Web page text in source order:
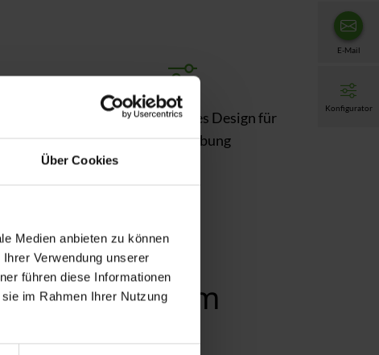
Über Cookies
Medien anbieten zu können
Verwendung unserer
führen diese Informationen
im Rahmen Ihrer Nutzung
Flexibles, elegantes Design für
jede Umgebung
im
E-Mail
Konfigurator